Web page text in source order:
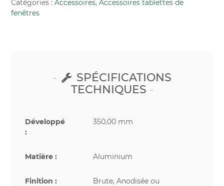
Catégories : Accessoires, Accessoires tablettes de
fenêtres
SPÉCIFICATIONS
TECHNIQUES
Développé
:
350,00 mm
Matière : Aluminium
Finition :
Brute, Anodisée ou